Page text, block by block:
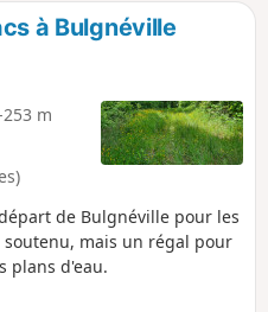
à Bulgnéville
m
de Bulgnéville pour les
mais un régal pour
plans d'eau.